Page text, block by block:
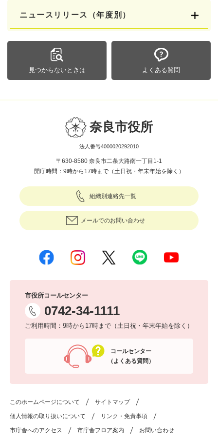
ニュースリリース（年度別）
見つからないときは よくある質問
奈良市役所
法人番号4000020292010
〒630-8580 奈良市二条大路南一丁目1-1
開庁時間：9時から17時まで（土日祝・年末年始を除く）
組織別連絡先一覧
メールでのお問い合わせ
市役所コールセンター
0742-34-1111
ご利用時間：9時から17時まで（土日祝・年末年始を除く）
コールセンター
（よくある質問）
このホームページについて サイトマップ
個人情報の取り扱いについて リンク・免責事項
市庁舎へのアクセス 市庁舎フロア案内 お問い合わせ